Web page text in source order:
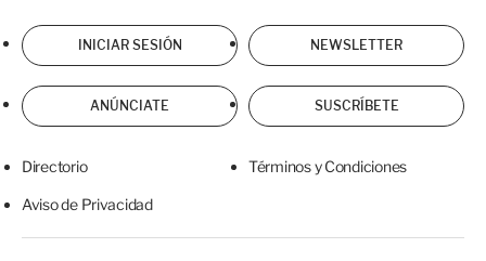
INICIAR SESIÓN NEWSLETTER
ANÚNCIATE SUSCRÍBETE
Directorio Términos y Condiciones
Aviso de Privacidad